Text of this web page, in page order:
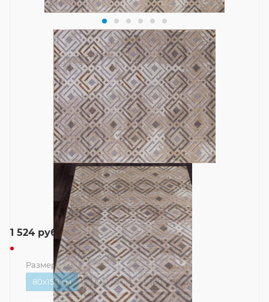
1 524 руб.
Размер — 80x150 см
80x150 см
120x170 см 160x230 см